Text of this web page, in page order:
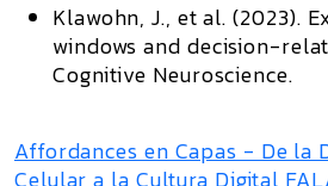
Klawohn, J., et al. (2023).
windows and decision-
Cognitive Neuroscience.
Affordances en Capas - De la
Celular a la Cultura Digital